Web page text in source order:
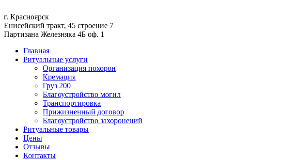
г. Красноярск
Енисейский тракт, 45 строение 7
Партизана Железняка 4Б оф. 1
Главная
Ритуальные услуги
Организация похорон
Кремация
Груз 200
Благоустройство могил
Транспортировка
Прижизненный договор
Благоустройство захоронений
Ритуальные товары
Цены
Отзывы
Контакты